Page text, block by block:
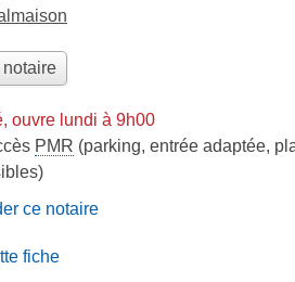
notaire
ouvre lundi à 9h00
PMR (parking, entrée adaptée,
ce notaire
fiche